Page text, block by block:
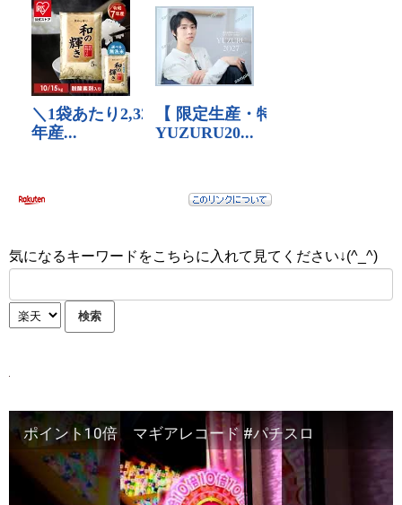
気になるキーワードをこちらに入れて見てください↓(^_^)
ポイント10倍 マギアレコード #パチスロ